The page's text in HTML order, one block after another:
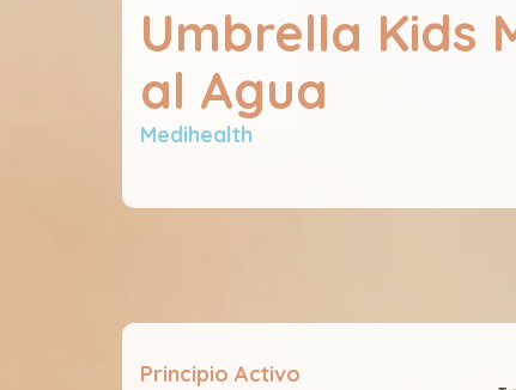
Umbrella Kids
al Agua
Medihealth
Principio Activo